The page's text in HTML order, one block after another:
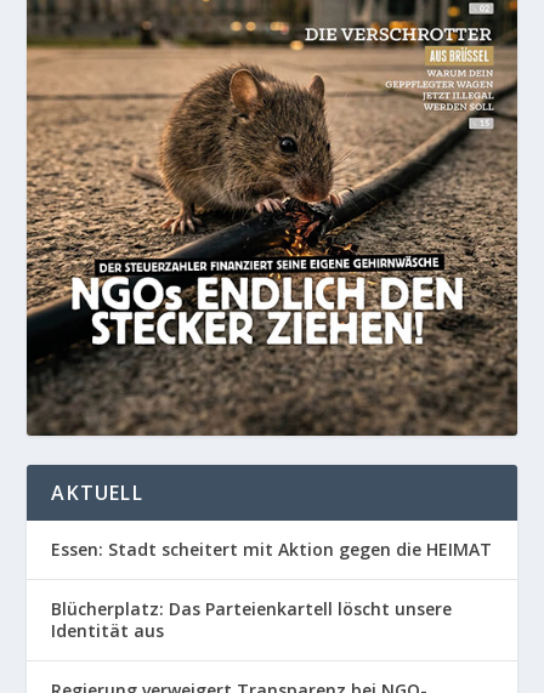
AKTUELL
Essen: Stadt scheitert mit Aktion gegen die HEIMAT
Blücherplatz: Das Parteienkartell löscht unsere
Identität aus